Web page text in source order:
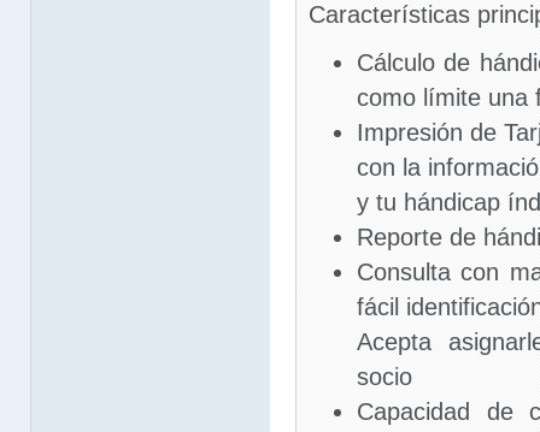
Características
Cálculo de
como límite una
Impresión de
con la
y tu hándicap
Reporte de
Consulta con
fácil
Acepta
socio
Capacidad de